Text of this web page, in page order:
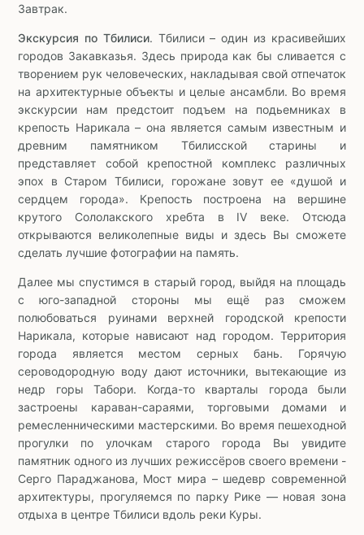
Завтрак.
Экскурсия по Тбилиси. Тбилиси – один из красивейших
городов Закавказья. Здесь природа как бы сливается с
творением рук человеческих, накладывая свой отпечаток
на архитектурные объекты и целые ансамбли. Во время
экскурсии нам предстоит подъем на подьемниках в
крепость Нарикала – она является самым известным и
древним памятником Тбилисской старины и
представляет собой крепостной комплекс различных
эпох в Старом Тбилиси, горожане зовут ее «душой и
сердцем города». Крепость построена на вершине
крутого Сололакского хребта в IV веке. Отсюда
открываются великолепные виды и здесь Вы сможете
сделать лучшие фотографии на память.
Далее мы спустимся в старый город, выйдя на площадь
с юго-западной стороны мы ещё раз сможем
полюбоваться руинами верхней городской крепости
Нарикала, которые нависают над городом. Территория
города является местом серных бань. Горячую
сероводородную воду дают источники, вытекающие из
недр горы Табори. Когда-то кварталы города были
застроены караван-сараями, торговыми домами и
ремесленническими мастерскими. Во время пешеходной
прогулки по улочкам старого города Вы увидите
памятник одного из лучших режиссёров своего времени -
Серго Параджанова, Мост мира – шедевр современной
архитектуры, прогуляемся по парку Рике — новая зона
отдыха в центре Тбилиси вдоль реки Куры.